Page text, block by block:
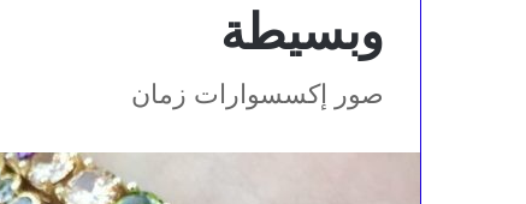
وبسيطة
صور إكسسوارات زمان